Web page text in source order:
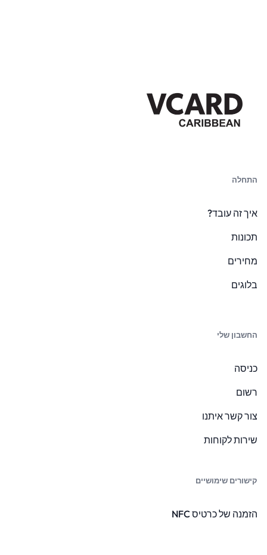
התחלה
איך זה עובד?
תכונות
מחירים
בלוגים
החשבון שלי
כניסה
רשום
צור קשר איתנו
שירות לקוחות
קישורים שימושיים
הזמנה של כרטיס NFC